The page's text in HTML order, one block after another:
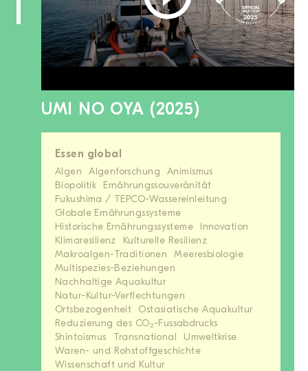
UMI NO OYA (2025)
Essen global
Algen Algenforschung
Animismus
Biopolitik
Ernährungssouveränität
Fukushima / TEPCO-Wassereinleitung
Globale Ernährungssysteme
Historische Ernährungssysteme
Innovation
Klimaresilienz
Kulturelle Resilienz
Makroalgen-Traditionen
Meeresbiologie
Multispezies-Beziehungen
Nachhaltige Aquakultur
Natur-Kultur-Verflechtungen
Ortsbezogenheit
Ostasiatische Aquakultur
Reduzierung des CO₂-Fussabdrucks
Shintoismus
Transnational
Umweltkrise
Waren- und Rohstoffgeschichte
Wissenschaft und Kultur